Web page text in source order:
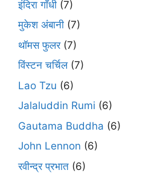
इंदिरा गाँधी (7)
मुकेश अंबानी (7)
थॉमस फुलर(7)
विंस्टन चर्चिल(7)
Lao Tzu (6)
Jalaluddin Rumi (6)
Gautama Buddha (6)
John Lennon (6)
रवीन्द्र प्रभात (6)